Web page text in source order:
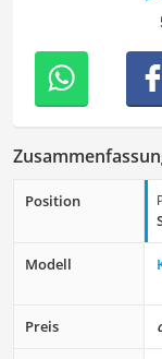
zur
fehlerfrei sind.
Position
Modell
Preis